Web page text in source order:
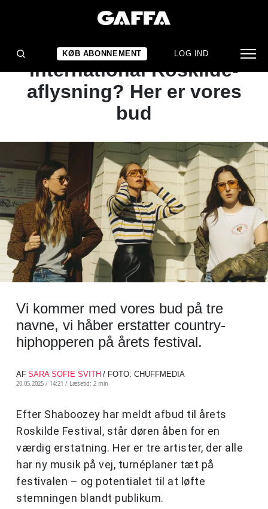
KØB ABONNEMENT LOG IND
ARTIKEL
Hvem overtager efter
international Roskilde-
aflysning? Her er vores
bud
Vi kommer med vores bud på tre
navne, vi håber erstatter country-
hiphopperen på årets festival.
AF SARA SOFIE SVITH / FOTO: CHUFFMEDIA
20.05.2025 / 14:21 / Læsetid: 2 min
Efter Shaboozey har meldt afbud til årets
Roskilde Festival, står døren åben for en
værdig erstatning. Her er tre artister, der alle
har ny musik på vej, turnéplaner tæt på
festivalen – og potentialet til at løfte
stemningen blandt publikum.